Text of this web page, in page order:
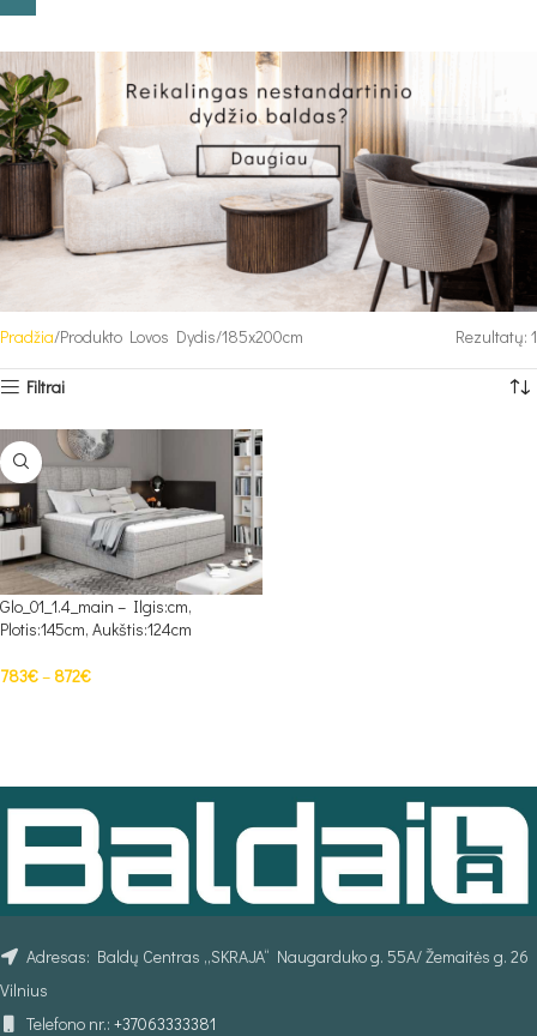
Pradžia Produkto Lovos Dydis 185x200cm Rezultatų: 1
Filtrai
Glo_01_1.4_main – Ilgis:cm,
Plotis:145cm, Aukštis:124cm
783€– 872€
Adresas: Baldų Centras „SKRAJA“ Naugarduko g. 55A/ Žemaitės g. 26
Vilnius
Telefono nr.: +37063333381